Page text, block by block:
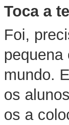
Toca a
Foi,
pequena
mundo.
os
os a